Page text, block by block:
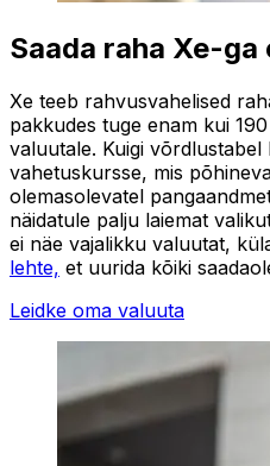
Saada raha Xe-ga
Xe teeb rahvusvahelised
pakkudes tuge enam kui
valuutale. Kuigi
vahetuskursse, mis
olemasolevatel
näidatule palju laiemat
ei näe vajalikku valuutat,
lehte, et uurida kõiki
Leidke oma valuuta